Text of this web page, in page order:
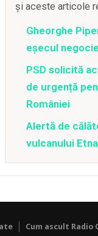
și aceste articole
Gheorghe
eșecul
PSD solicită
de urgență
României
Alertă de
vulcanului Etna
Cum ascult Radio